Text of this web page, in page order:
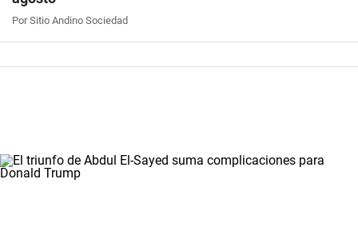
Por Sitio Andino Sociedad